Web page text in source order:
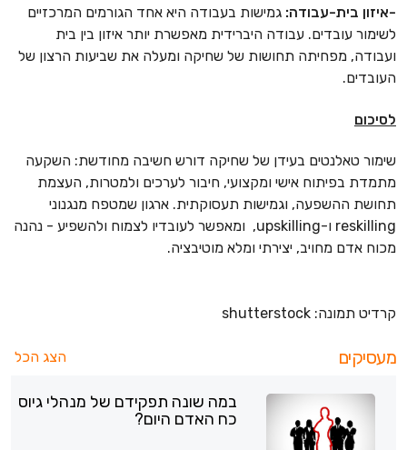
-איזון בית-עבודה: גמישות בעבודה היא אחד הגורמים המרכזיים
לשימור עובדים. עבודה היברידית מאפשרת יותר איזון בין בית
ועבודה, מפחיתה תחושות של שחיקה ומעלה את שביעות הרצון של
העובדים.
לסיכום
שימור טאלנטים בעידן של שחיקה דורש חשיבה מחודשת: השקעה
מתמדת בפיתוח אישי ומקצועי, חיבור לערכים ולמטרות, העצמת
תחושת ההשפעה, וגמישות תעסוקתית. ארגון שמטפח מנגנוני
reskilling ו-upskilling, ומאפשר לעובדיו לצמוח ולהשפיע - נהנה
מכוח אדם מחויב, יצירתי ומלא מוטיבציה.
קרדיט תמונה: shutterstock
מעסיקים הצג הכל
במה שונה תפקידם של מנהלי גיוס
כח האדם היום?